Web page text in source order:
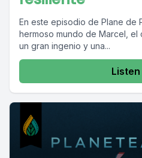
En este episodio de Plane de
hermoso mundo de Marcel,
un gran ingenio y una...
Listen